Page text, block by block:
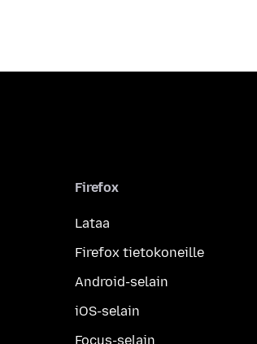
Firefox
Lataa
Firefox tietokoneille
Android-selain
iOS-selain
Focus-selain